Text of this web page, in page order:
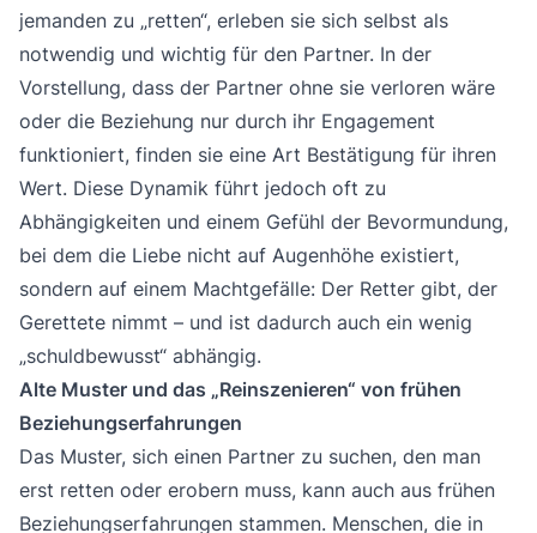
jemanden zu „retten“, erleben sie sich selbst als
notwendig und wichtig für den Partner. In der
Vorstellung, dass der Partner ohne sie verloren wäre
oder die Beziehung nur durch ihr Engagement
funktioniert, finden sie eine Art Bestätigung für ihren
Wert. Diese Dynamik führt jedoch oft zu
Abhängigkeiten und einem Gefühl der Bevormundung,
bei dem die Liebe nicht auf Augenhöhe existiert,
sondern auf einem Machtgefälle: Der Retter gibt, der
Gerettete nimmt – und ist dadurch auch ein wenig
„schuldbewusst“ abhängig.
Alte Muster und das „Reinszenieren“ von frühen
Beziehungserfahrungen
Das Muster, sich einen Partner zu suchen, den man
erst retten oder erobern muss, kann auch aus frühen
Beziehungserfahrungen stammen. Menschen, die in